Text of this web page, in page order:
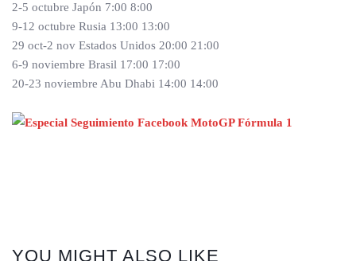
2-5 octubre Japón 7:00 8:00
9-12 octubre Rusia 13:00 13:00
29 oct-2 nov Estados Unidos 20:00 21:00
6-9 noviembre Brasil 17:00 17:00
20-23 noviembre Abu Dhabi 14:00 14:00
YOU MIGHT ALSO LIKE